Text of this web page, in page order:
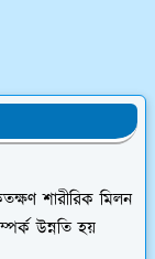
শারীরিক মিলন
উন্নতি হয়